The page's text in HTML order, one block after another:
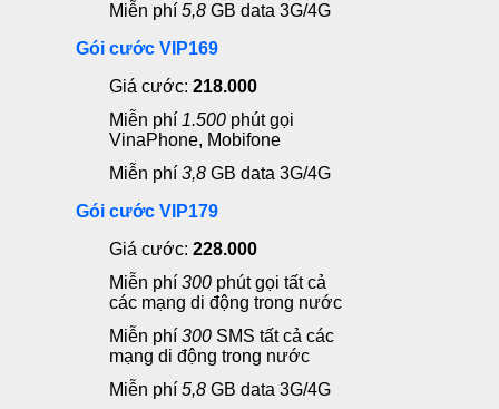
Miễn phí 5,8 GB data 3G/4G
Gói cước VIP169
Giá cước: 218.000
Miễn phí 1.500 phút gọi
VinaPhone, Mobifone
Miễn phí 3,8 GB data 3G/4G
Gói cước VIP179
Giá cước: 228.000
Miễn phí 300 phút gọi tất cả
các mạng di động trong nước
Miễn phí 300 SMS tất cả các
mạng di động trong nước
Miễn phí 5,8 GB data 3G/4G